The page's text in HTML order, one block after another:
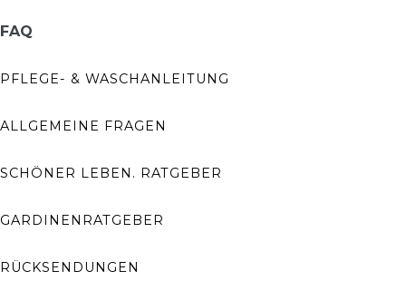
FAQ
PFLEGE- & WASCHANLEITUNG
ALLGEMEINE FRAGEN
SCHÖNER LEBEN. RATGEBER
GARDINENRATGEBER
RÜCKSENDUNGEN